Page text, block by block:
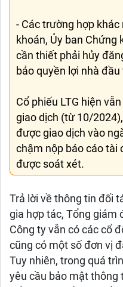
- Các trường hợp
khoán, Ủy ban
cần thiết phải hủy
bảo quyền lợi nhà đầu
Cổ phiếu LTG hiện
giao dịch (từ 10/
được giao dịch vào
chậm nộp báo cáo tài
được soát xét.
Trả lời về thông tin đối
gia hợp tác, Tổng giám
Công ty vẫn có các cổ
cũng có một số đơn vị
Tuy nhiên, trong quá
yêu cầu bảo mật thông